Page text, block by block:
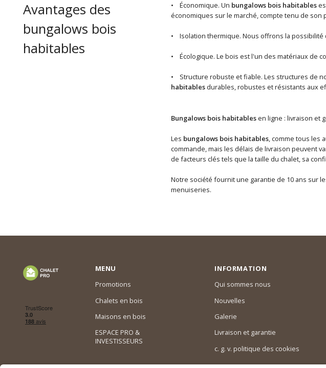
Avantages des
bungalows bois
habitables
• Économique. Un bungalows bois habitables
économiques sur le marché, compte tenu de son
• Isolation thermique. Nous offrons la possibilité
• Écologique. Le bois est l'un des matériaux de
• Structure robuste et fiable. Les structures de
habitablesdurables, robustes et résistants aux
Bungalows bois habitablesen ligne : livraison et
Les bungalows bois habitables, comme tous les
commande, mais les délais de livraison peuvent
de facteurs clés tels que la taille du chalet, sa
Notre société fournit une garantie de 10 ans sur
menuiseries.
MENU
Promotions
Chalets en bois
Maisons en bois
ESPACE PRO &
INVESTISSEURS
INFORMATION
Qui sommes nous
Nouvelles
Galerie
Livraison et garantie
c. g. v. politique des cookies